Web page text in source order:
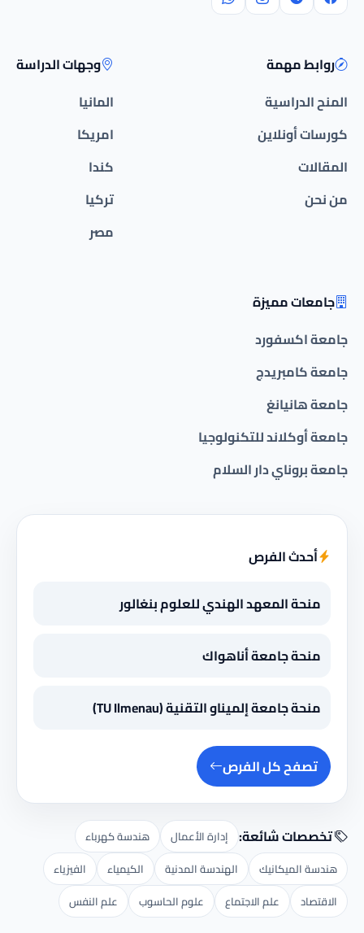
روابط مهمة
المنح الدراسية
كورسات أونلاين
المقالات
من نحن
وجهات الدراسة
المانيا
امريكا
كندا
تركيا
مصر
جامعات مميزة
جامعة اكسفورد
جامعة كامبريدج
جامعة هانيانغ
جامعة أوكلاند للتكنولوجيا
جامعة بروناي دار السلام
أحدث الفرص
منحة المعهد الهندي للعلوم بنغالور
منحة جامعة أناهواك
منحة جامعة إلميناو التقنية (TU Ilmenau)
تصفح كل الفرص
تخصصات شائعة: إدارة الأعمال
هندسة كهرباء
هندسة الميكانيك
الهندسة المدنية الكيمياء
الفيزياء
الاقتصاد
علم الاجتماع علوم الحاسوب علم النفس